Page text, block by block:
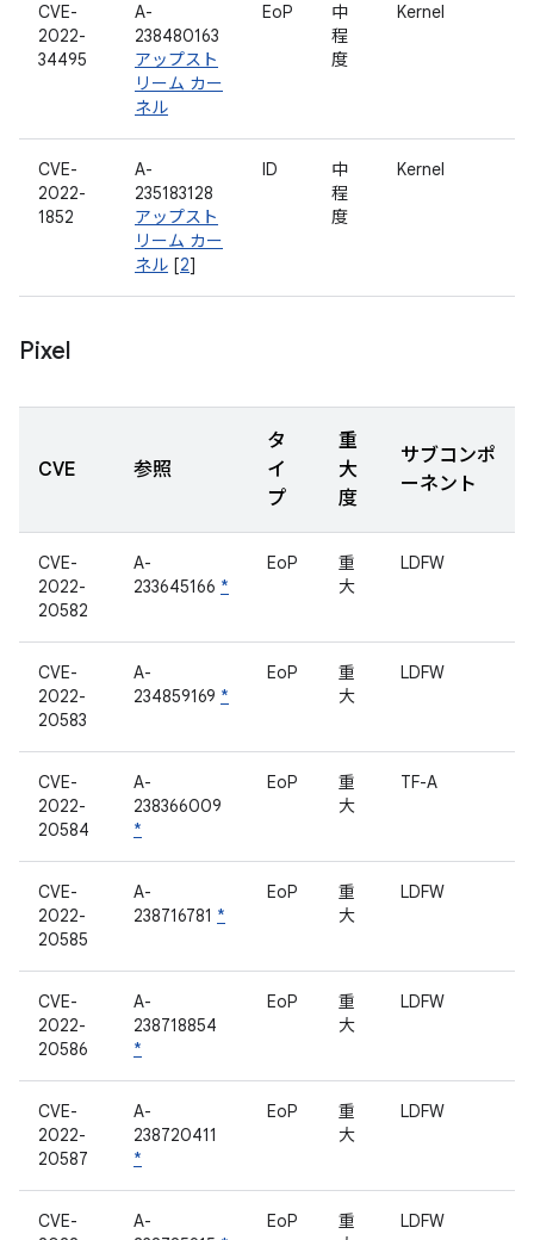
CVE-
2022-
34495
A-
238480163
アップスト
リーム カー
ネル
EoP
中
程
度
Kernel
CVE-
2022-
1852
A-
235183128
アップスト
リーム カー
ネル [2]
ID
中
程
度
Kernel
Pixel
CVE 参照
タ
イ
プ
重
大
度
サブコンポ
ーネント
CVE-
2022-
20582
A-
233645166 *
EoP
重
大
LDFW
CVE-
2022-
20583
A-
234859169 *
EoP
重
大
LDFW
CVE-
2022-
20584
A-
238366009
*
EoP
重
大
TF-A
CVE-
2022-
20585
A-
238716781 *
EoP
重
大
LDFW
CVE-
2022-
20586
A-
238718854
*
EoP
重
大
LDFW
CVE-
2022-
20587
A-
238720411
*
EoP
重
大
LDFW
CVE-
A-
EoP
重
LDFW